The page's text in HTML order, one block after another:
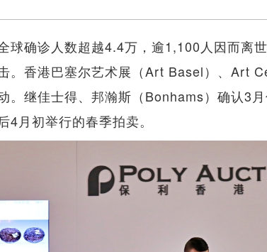
球确诊人数超越4.4万，逾1,100人因而离
。香港巴塞尔艺术展（Art Basel）、Art
。继佳士得、邦瀚斯（Bonhams）确认3
月初举行的春季拍卖。